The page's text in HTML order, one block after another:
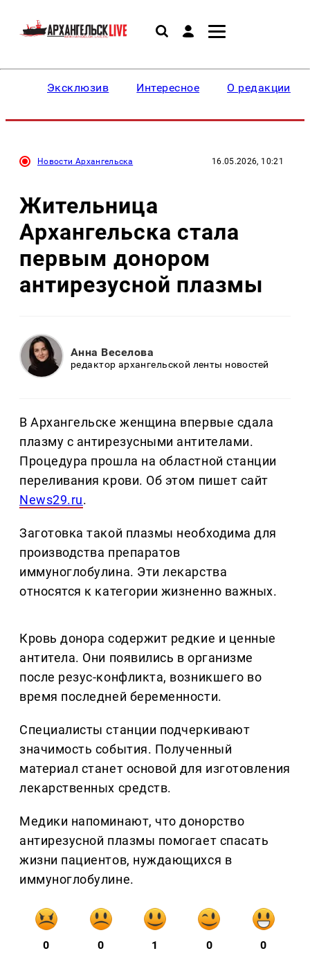
Эксклюзив Интересное О редакции
Новости Архангельска 16.05.2026, 10:21
Жительница
Архангельска стала
первым донором
антирезусной плазмы
Анна Веселова
редактор архангельской ленты новостей
В Архангельске женщина впервые сдала
плазму с антирезусными антителами.
Процедура прошла на областной станции
переливания крови. Об этом пишет сайт
News29.ru.
Заготовка такой плазмы необходима для
производства препаратов
иммуноглобулина. Эти лекарства
относятся к категории жизненно важных.
Кровь донора содержит редкие и ценные
антитела. Они появились в организме
после резус-конфликта, возникшего во
время последней беременности.
Специалисты станции подчеркивают
значимость события. Полученный
материал станет основой для изготовления
лекарственных средств.
Медики напоминают, что донорство
антирезусной плазмы помогает спасать
жизни пациентов, нуждающихся в
иммуноглобулине.
0 0 1 0 0